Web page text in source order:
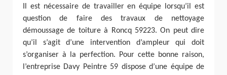
Il est nécessaire de travailler en équipe lorsqu’il est
question de faire des travaux de nettoyage
démoussage de toiture à Roncq 59223. On peut dire
qu’il s’agit d’une intervention d’ampleur qui doit
s’organiser à la perfection. Pour cette bonne raison,
l’entreprise Davy Peintre 59 dispose d’une équipe de